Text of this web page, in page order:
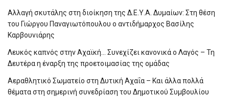
Αλλαγή σκυτάλης στη διοίκηση της Δ.Ε.Υ.Α. Δυμαίων: Στη θέση
του Γιώργου Παναγιωτόπουλου ο αντιδήμαρχος Βασίλης
Καρβουνιάρης
Λευκός καπνός στην Αχαϊκή… Συνεχίζει κανονικά ο Λαγός – Τη
Δευτέρα η έναρξη της προετοιμασίας της ομάδας
Αεραθλητικό Σωματείο στη Δυτική Αχαΐα – Και άλλα πολλά
θέματα στη σημερινή συνεδρίαση του Δημοτικού Συμβουλίου